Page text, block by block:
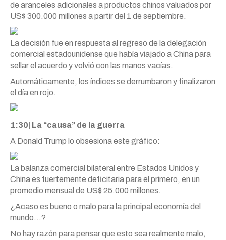
de aranceles adicionales a productos chinos valuados por
US$ 300.000 millones a partir del 1 de septiembre.
La decisión fue en respuesta al regreso de la delegación
comercial estadounidense que había viajado a China para
sellar el acuerdo y volvió con las manos vacías.
Automáticamente, los índices se derrumbaron y finalizaron
el día en rojo.
1:30| La “causa” de la guerra
A Donald Trump lo obsesiona este gráfico:
La balanza comercial bilateral entre Estados Unidos y
China es fuertemente deficitaria para el primero, en un
promedio mensual de US$ 25.000 millones.
¿Acaso es bueno o malo para la principal economía del
mundo…?
No hay razón para pensar que esto sea realmente malo,